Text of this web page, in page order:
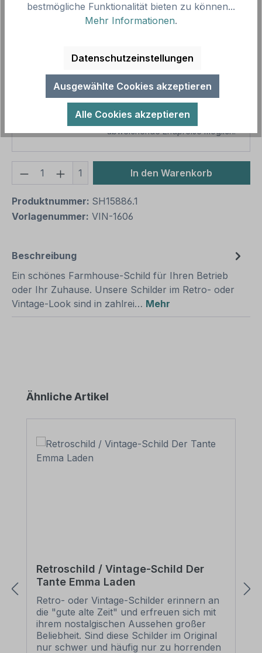
Produktpreis
Zusammenfassung
Gesamtpreis
37,84 €
Aufgrund von Neuberechnungen im Warenkorb sind
abweichende Endpreise möglich.
Produkt Anzahl: Gib den
1 In den Warenkorb
Produktnummer: SH15886.1
Vorlagenummer: VIN-1606
Beschreibung
Ein schönes Farmhouse-Schild für Ihren Betrieb
oder Ihr Zuhause. Unsere Schilder im Retro- oder
Vintage-Look sind in zahlrei… Mehr
Produktgalerie überspringen
Ähnliche Artikel
Retroschild / Vintage-Schild Der
Tante Emma Laden
Retro- oder Vintage-Schilder erinnern an
die "gute alte Zeit" und erfreuen sich mit
ihrem nostalgischen Aussehen großer
Beliebheit. Sind diese Schilder im Original
nur schwer und häufig nur zu horrenden
bestmögliche Funktionalität bieten zu können...
Mehr Informationen.
Datenschutzeinstellungen
Ausgewählte Cookies akzeptieren
Alle Cookies akzeptieren